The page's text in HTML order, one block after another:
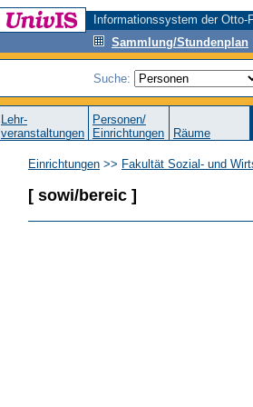
Informationssystem der
Sammlung/Stundenplan
Suche:
Lehr-
veranstaltungen
Personen/
Einrichtungen
Räume
Einrichtungen >> Fakultät Sozial- und
[ sowi/bereic ]